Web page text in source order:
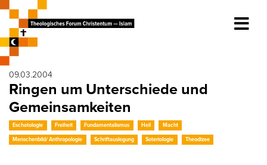
09.03.2004
Ringen um Unterschiede und
Gemeinsamkeiten
Eschatologie Freiheit Fundamentalismus Heil
Macht
Menschenbild/ Anthropologie
Schriftauslegung Soteriologie Theodizee